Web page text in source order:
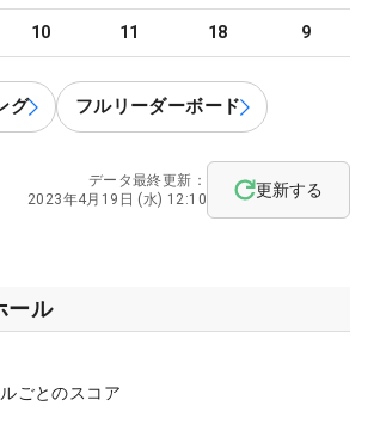
10 11 18 9
グ フルリーダーボード
データ最終更新：
2023年4月19日 (水) 12:10
更新する
ール
ごとのスコア